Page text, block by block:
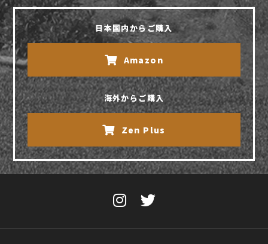
日本国内からご購入
Amazon
海外からご購入
Zen Plus